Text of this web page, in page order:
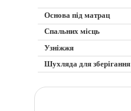
Основа під матрац
Спальних місць
Узніжжя
Шухляда для зберігання